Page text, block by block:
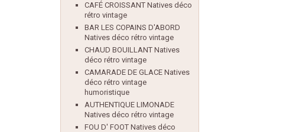
CAFÉ CROISSANT Natives déco
rétro vintage
BAR LES COPAINS D'ABORD
Natives déco rétro vintage
CHAUD BOUILLANT Natives
déco rétro vintage
CAMARADE DE GLACE Natives
déco rétro vintage
humoristique
AUTHENTIQUE LIMONADE
Natives déco rétro vintage
FOU D' FOOT Natives déco